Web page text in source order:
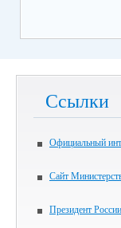
Ссылки
Официальный
Сайт
Президент России